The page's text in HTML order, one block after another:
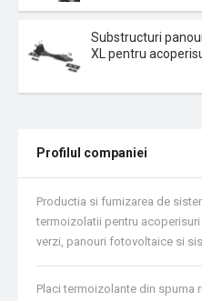
Substructuri
XL pentru
Profilul companiei
Productia si furnizarea de
termoizolatii pentru
verzi, panouri fotovoltaice si
Placi termoizolante din spuma